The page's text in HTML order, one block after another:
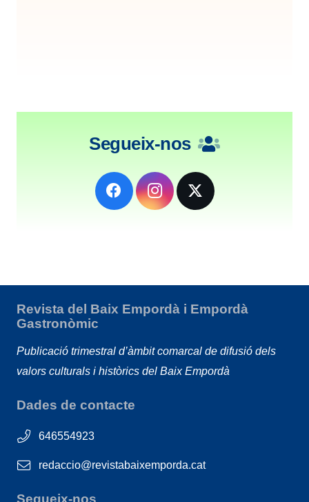
Segueix-nos
Revista del Baix Empordà i Empordà
Gastronòmic
Publicació trimestral d’àmbit comarcal de difusió dels
valors culturals i històrics del Baix Empordà
Dades de contacte
646554923
redaccio@revistabaixemporda.cat
Segueix-nos